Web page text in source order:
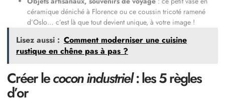
céramique déniché à Florence ou ce coussin tricoté ramené
d’Oslo… c’est là que tout devient unique, à votre image !
Lisez aussi : Comment moderniser une cuisine
rustique en chêne pas à pas ?
Créer lecocon industriel: les 5 règles
d’or